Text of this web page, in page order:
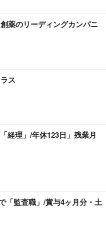
薬のリーディングカンパニ
ス
経理」/年休123日」残業月
「監査職」/賞与4ヶ月分・土